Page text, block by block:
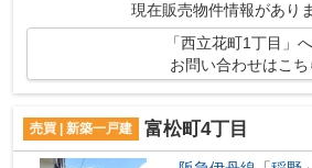
現在販売物件情報があり
「西立花町1丁目」
お問い合わせはこち
売買 | 新築一戸建 富松町4丁目